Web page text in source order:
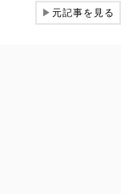
▶元記事を見る